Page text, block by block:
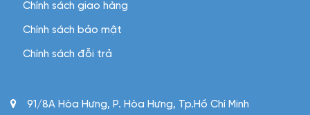
Chính sách giao hàng
Chính sách bảo mật
Chính sách đỗi trả
91/8A Hòa Hưng, P. Hòa Hưng, Tp.Hồ Chí Minh